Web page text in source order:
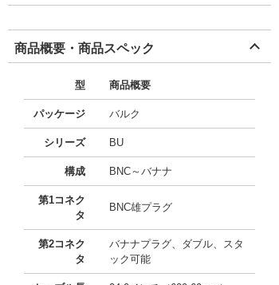
商品概要・商品スペック
型 商品概要
パッケージ バルク
シリーズ BU
構成 BNC～バナナ
第1コネク
タ
BNC雄プラグ
第2コネク
タ
バナナプラグ、ダブル、スタ
ック可能